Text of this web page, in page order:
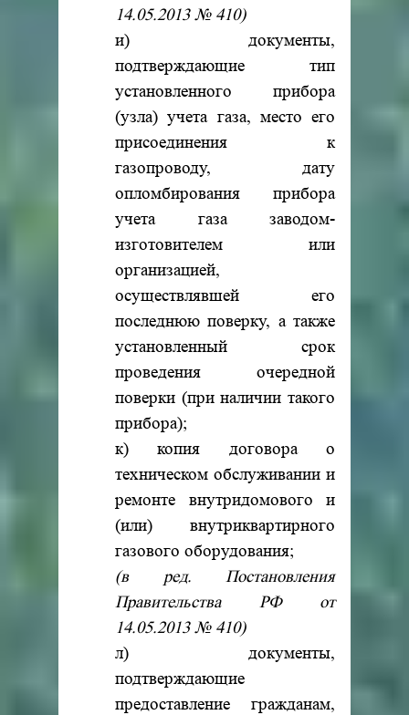
14.05.2013 № 410)
и) документы,
подтверждающие тип
установленного прибора
(узла) учета газа, место его
присоединения к
газопроводу, дату
опломбирования прибора
учета газа заводом-
изготовителем или
организацией,
осуществлявшей его
последнюю поверку, а также
установленный срок
проведения очередной
поверки (при наличии такого
прибора);
к) копия договора о
техническом обслуживании и
ремонте внутридомового и
(или) внутриквартирного
газового оборудования;
(в ред. Постановления
Правительства РФ от
14.05.2013 № 410)
л) документы,
подтверждающие
предоставление гражданам,